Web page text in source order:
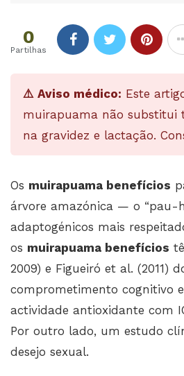
0
Partilhas
⚠️ Aviso médico: Este
muirapuama não substitui
na gravidez e lactação.
Os muirapuama benefícios
árvore amazónica — o “pau-
adaptogénicos mais
os muirapuama benefícios
2009) e Figueiró et al. (2011)
comprometimento cognitivo
actividade antioxidante com
Por outro lado, um estudo
desejo sexual.